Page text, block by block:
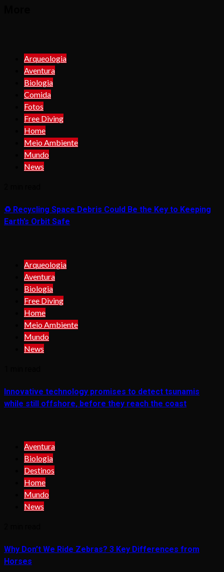
Arqueologia
Aventura
Biologia
Comida
Fotos
Free Diving
Home
Meio Ambiente
Mundo
News
♻️ Recycling Space Debris Could Be the Key to Keeping
Earth’s Orbit Safe
Arqueologia
Aventura
Biologia
Free Diving
Home
Meio Ambiente
Mundo
News
Innovative technology promises to detect tsunamis
while still offshore, before they reach the coast
Aventura
Biologia
Destinos
Home
Mundo
News
Why Don’t We Ride Zebras? 3 Key Differences from
Horses